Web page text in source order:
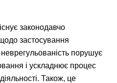
законодавчо
застосування
порушує
і ускладнює процес
Також, це